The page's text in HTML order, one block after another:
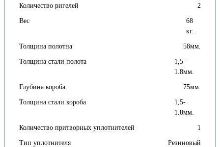
Количество ригелей 2
Вес
68
кг.
Толщина полотна 58мм.
Толщина стали полота
1,5-
1.8мм.
Глубина короба 75мм.
Толщина стали короба
1,5-
1.8мм.
Количество притворных уплотнителей 1
Тип уплотнителя Резиновый